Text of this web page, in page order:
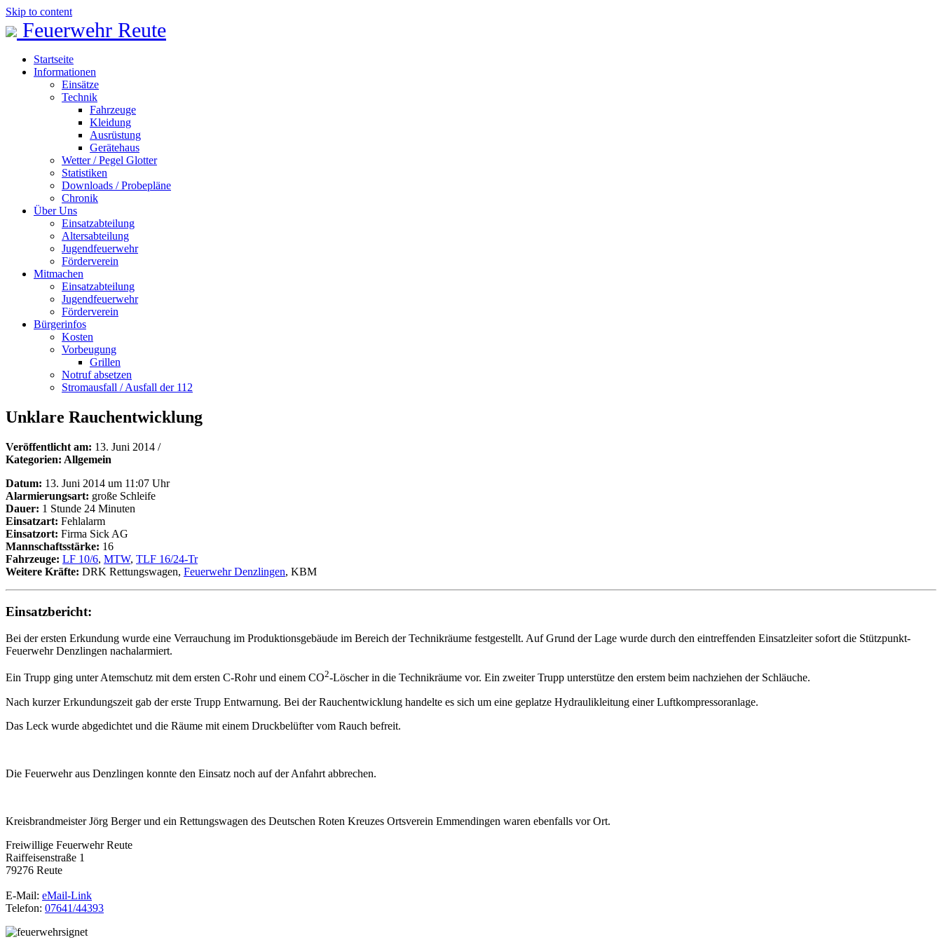
Skip to content
Feuerwehr Reute
Startseite
Informationen
Einsätze
Technik
Fahrzeuge
Kleidung
Ausrüstung
Gerätehaus
Wetter / Pegel Glotter
Statistiken
Downloads / Probepläne
Chronik
Über Uns
Einsatzabteilung
Altersabteilung
Jugendfeuerwehr
Förderverein
Mitmachen
Einsatzabteilung
Jugendfeuerwehr
Förderverein
Bürgerinfos
Kosten
Vorbeugung
Grillen
Notruf absetzen
Stromausfall / Ausfall der 112
Unklare Rauchentwicklung
Veröffentlicht am: 13. Juni 2014 /
Kategorien: Allgemein
Datum: 13. Juni 2014 um 11:07 Uhr
Alarmierungsart: große Schleife
Dauer: 1 Stunde 24 Minuten
Einsatzart: Fehlalarm
Einsatzort: Firma Sick AG
Mannschaftsstärke: 16
Fahrzeuge: LF 10/6, MTW, TLF 16/24-Tr
Weitere Kräfte: DRK Rettungswagen, Feuerwehr Denzlingen, KBM
Einsatzbericht:
Bei der ersten Erkundung wurde eine Verrauchung im Produktionsgebäude im Bereich der Technikräume festgestellt. Auf Grund der Lage wurde durch den eintreffenden Einsatzleiter sofort die Stützpunkt-
Feuerwehr Denzlingen nachalarmiert.
Ein Trupp ging unter Atemschutz mit dem ersten C-Rohr und einem CO2-Löscher in die Technikräume vor. Ein zweiter Trupp unterstütze den erstem beim nachziehen der Schläuche.
Nach kurzer Erkundungszeit gab der erste Trupp Entwarnung. Bei der Rauchentwicklung handelte es sich um eine geplatze Hydraulikleitung einer Luftkompressoranlage.
Das Leck wurde abgedichtet und die Räume mit einem Druckbelüfter vom Rauch befreit.
Die Feuerwehr aus Denzlingen konnte den Einsatz noch auf der Anfahrt abbrechen.
Kreisbrandmeister Jörg Berger und ein Rettungswagen des Deutschen Roten Kreuzes Ortsverein Emmendingen waren ebenfalls vor Ort.
Freiwillige Feuerwehr Reute
Raiffeisenstraße 1
79276 Reute
E-Mail: eMail-Link
Telefon: 07641/44393